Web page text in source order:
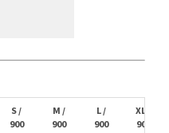
S /
900
M /
900
L /
900
XL /
900